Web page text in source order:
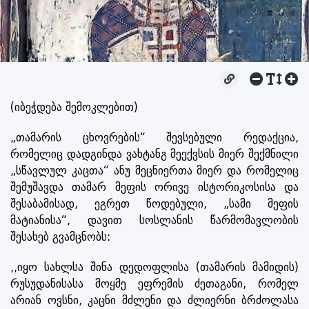
(იბეჭდება შემოკლებით)
„თამარის ცხოვრების“ შევსებული რედაქცია,
რომელიც დადგინდა ვახტანგ მეექვსის მიერ შექმნილი
„სწავლულ კაცთა“ ანუ მეცნიერთა მიერ და რომელიც
შემუშავდა თამარ მეფის ორივე ისტორიკოსისა და
შესაბამისად, ეგრეთ წოდებული, „სამი მეფის
მატიანისა“, დავით სოსლანის წარმომავლობის
შესახებ გვამცნობს:
,,იყო სახლსა შინა დედოფლისა (თამარის მამიდის)
რუსუდანისასა მოყმე ეფრემის ძეთაგანი, რომელ
არიან ოვსნი, კაცნი მძლენი და ძლიერნი ბრძოლასა